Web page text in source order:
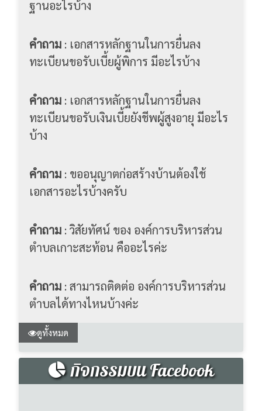
ทะเบียนขอรับเบี้ยผู้พิการ มีอะไรบ้าง
คำถาม : เอกสารหลักฐานในการยื่นลง
ทะเบียนขอรับเงินเบี้ยยังชีพผู้สูงอายุ มีอะไร
คำถาม: ขออนุญาตก่อสร้างบ้านต้องใช้
เอกสารอะไรบ้างครับ
คำถาม : วิสัยทัศน์ ของ องค์การบริหารส่วน
ตำบลเกาะสะท้อน คืออะไรค่ะ
คำถาม : สามารถติดต่อ องค์การบริหารส่วน
ตำบลได้ทางไหนบ้างค่ะ
กิจกรรมบน Facebook